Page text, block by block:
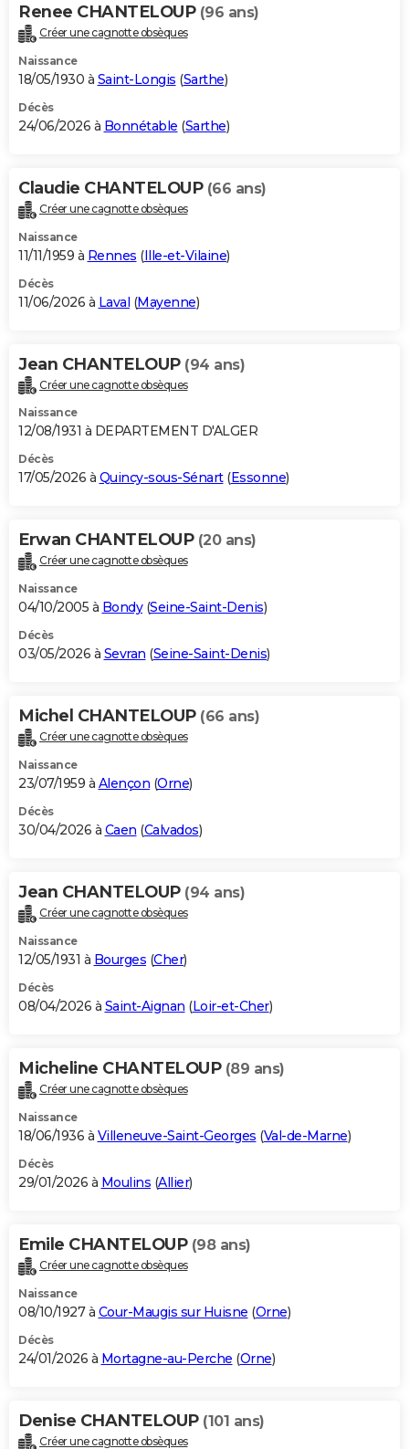
Bricolage
Lifestyle
Culture
Sport
Auto
Television
Voyage
Cinema
Renee CHANTELOUP (96 ans)
Créer une cagnotte obsèques
Naissance
18/05/1930 à Saint-Longis (Sarthe)
Décès
24/06/2026 à Bonnétable (Sarthe)
Claudie CHANTELOUP (66 ans)
Créer une cagnotte obsèques
Naissance
11/11/1959 à Rennes (Ille-et-Vilaine)
Décès
11/06/2026 à Laval (Mayenne)
Jean CHANTELOUP (94 ans)
Créer une cagnotte obsèques
Naissance
12/08/1931 à DEPARTEMENT D'ALGER
Décès
17/05/2026 à Quincy-sous-Sénart(Essonne)
Erwan CHANTELOUP (20 ans)
Créer une cagnotte obsèques
Naissance
04/10/2005 à Bondy(Seine-Saint-Denis)
Décès
03/05/2026 à Sevran (Seine-Saint-Denis)
Michel CHANTELOUP (66 ans)
Créer une cagnotte obsèques
Naissance
23/07/1959 à Alençon (Orne)
Décès
30/04/2026 à Caen (Calvados)
Jean CHANTELOUP (94 ans)
Créer une cagnotte obsèques
Naissance
12/05/1931 à Bourges (Cher)
Décès
08/04/2026 à Saint-Aignan (Loir-et-Cher)
Micheline CHANTELOUP (89 ans)
Créer une cagnotte obsèques
Naissance
18/06/1936 à Villeneuve-Saint-Georges (Val-de-Marne)
Décès
29/01/2026 à Moulins (Allier)
Emile CHANTELOUP (98 ans)
Créer une cagnotte obsèques
Naissance
08/10/1927 à Cour-Maugis sur Huisne (Orne)
Décès
24/01/2026 à Mortagne-au-Perche (Orne)
Denise CHANTELOUP (101 ans)
Créer une cagnotte obsèques